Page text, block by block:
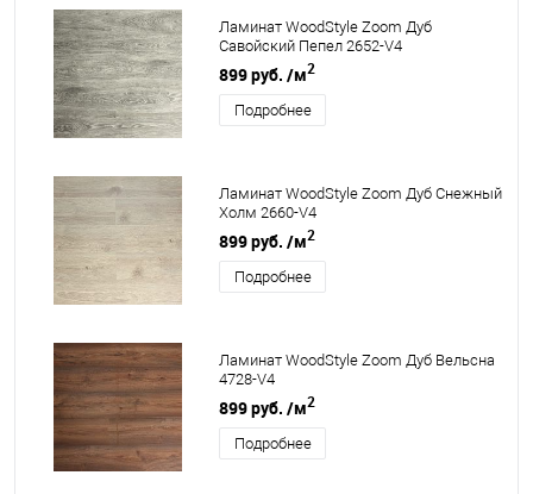
Ламинат WoodStyle Zoom Дуб
Савойский Пепел 2652-V4
899 руб. /м2
Подробнее
Ламинат WoodStyle Zoom Дуб Снежный
Холм 2660-V4
899 руб. /м2
Подробнее
Ламинат WoodStyle Zoom Дуб Вельсна
4728-V4
899 руб. /м2
Подробнее